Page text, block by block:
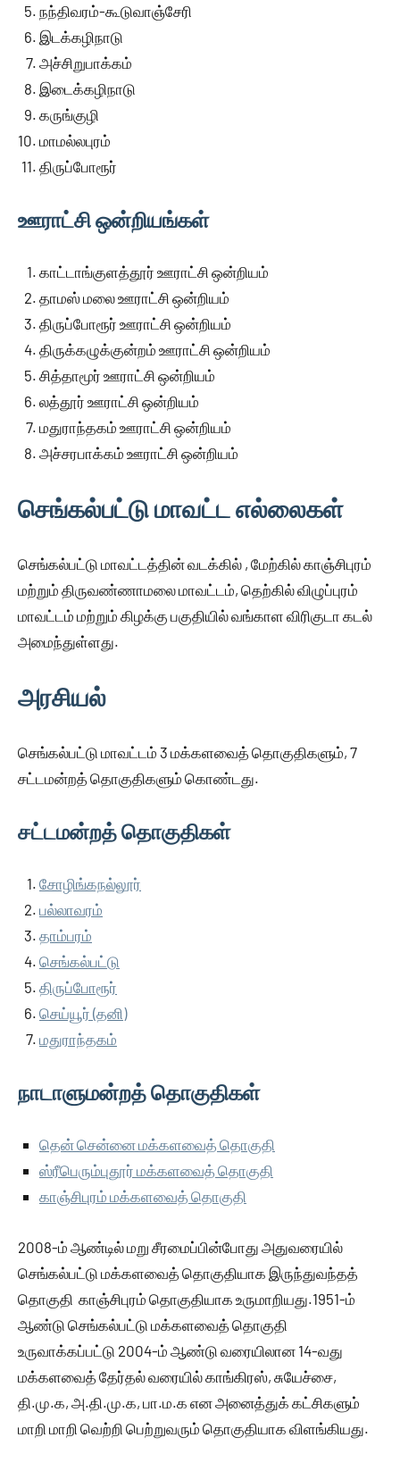
நந்திவரம்-கூடுவாஞ்சேரி
இடக்கழிநாடு
அச்சிறுபாக்கம்
இடைக்கழிநாடு
கருங்குழி
மாமல்லபுரம்
திருப்போரூர்
ஊராட்சி ஒன்றியங்கள்
காட்டாங்குளத்தூர் ஊராட்சி ஒன்றியம்
தாமஸ் மலை ஊராட்சி ஒன்றியம்
திருப்போரூர் ஊராட்சி ஒன்றியம்
திருக்கழுக்குன்றம் ஊராட்சி ஒன்றியம்
சித்தாமூர் ஊராட்சி ஒன்றியம்
லத்தூர் ஊராட்சி ஒன்றியம்
மதுராந்தகம் ஊராட்சி ஒன்றியம்
அச்சரபாக்கம் ஊராட்சி ஒன்றியம்
செங்கல்பட்டு மாவட்ட எல்லைகள்
செங்கல்பட்டு மாவட்டத்தின் வடக்கில் , மேற்கில் காஞ்சிபுரம்
மற்றும் திருவண்ணாமலை மாவட்டம், தெற்கில் விழுப்புரம்
மாவட்டம் மற்றும் கிழக்கு பகுதியில் வங்காள விரிகுடா கடல்
அமைந்துள்ளது.
அரசியல்
செங்கல்பட்டு மாவட்டம் 3 மக்களவைத் தொகுதிகளும், 7
சட்டமன்றத் தொகுதிகளும் கொண்டது.
சட்டமன்றத் தொகுதிகள்
சோழிங்கநல்லூர்
பல்லாவரம்
தாம்பரம்
செங்கல்பட்டு
திருப்போரூர்
செய்யூர் (தனி)
மதுராந்தகம்
நாடாளுமன்றத் தொகுதிகள்
தென் சென்னை மக்களவைத் தொகுதி
ஸ்ரீபெரும்புதூர் மக்களவைத் தொகுதி
காஞ்சிபுரம் மக்களவைத் தொகுதி
2008-ம் ஆண்டில் மறு சீரமைப்பின்போது அதுவரையில்
செங்கல்பட்டு மக்களவைத் தொகுதியாக இருந்துவந்தத்
தொகுதி காஞ்சிபுரம் தொகுதியாக உருமாறியது.1951-ம்
ஆண்டு செங்கல்பட்டு மக்களவைத் தொகுதி
உருவாக்கப்பட்டு 2004-ம் ஆண்டு வரையிலான 14-வது
மக்களவைத் தேர்தல் வரையில் காங்கிரஸ், சுயேச்சை,
தி.மு.க, அ.தி.மு.க, பா.ம.க என அனைத்துக் கட்சிகளும்
மாறி மாறி வெற்றி பெற்றுவரும் தொகுதியாக விளங்கியது.